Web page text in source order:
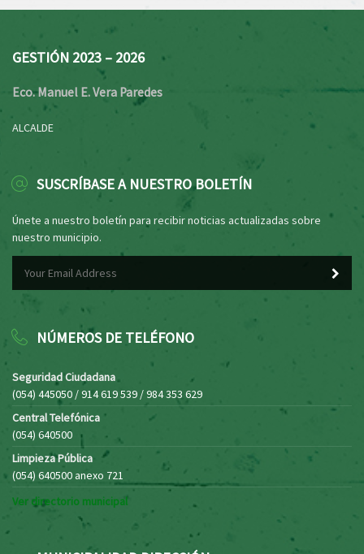
GESTIÓN 2023 – 2026
Eco. Manuel E. Vera Paredes
ALCALDE
SUSCRÍBASE A NUESTRO BOLETÍN
Únete a nuestro boletín para recibir noticias actualizadas sobre
nuestro municipio.
NÚMEROS DE TELÉFONO
Seguridad Ciudadana
(054) 445050 / 914 619 539 / 984 353 629
Central Telefónica
(054) 640500
Limpieza Pública
(054) 640500 anexo 721
Ver directorio municipal